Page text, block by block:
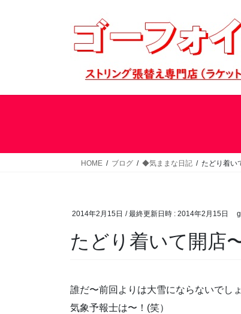
ス
ン
HOME ブログ ◆気ままな日記 たどり着い
2014年2月15日 / 最終更新日時 : 2014年2月15日
たどり着いて開店
誰だ〜前回よりは大雪にならないでし
気象予報士は〜！(笑）